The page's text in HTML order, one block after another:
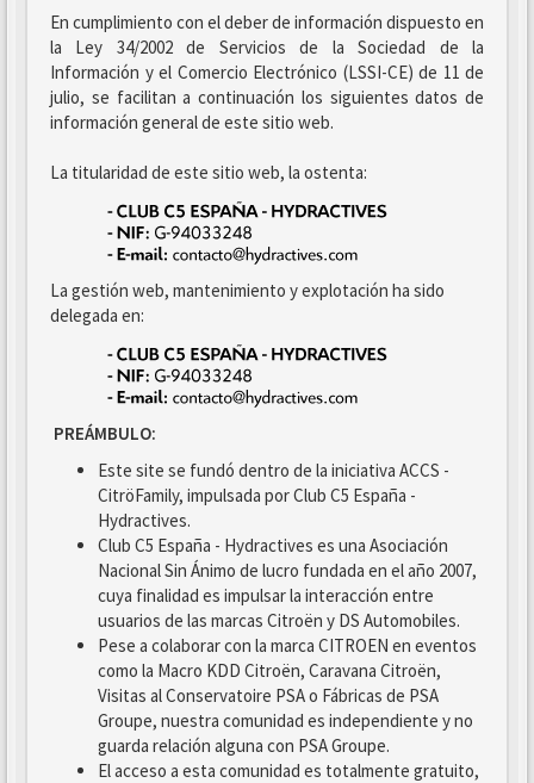
En cumplimiento con el deber de información dispuesto en
la Ley 34/2002 de Servicios de la Sociedad de la
Información y el Comercio Electrónico (LSSI-CE) de 11 de
julio, se facilitan a continuación los siguientes datos de
información general de este sitio web.
La titularidad de este sitio web, la ostenta:
La gestión web, mantenimiento y explotación ha sido
delegada en:
PREÁMBULO:
Este site se fundó dentro de la iniciativa ACCS -
CitröFamily, impulsada por Club C5 España -
Hydractives.
Club C5 España - Hydractives es una Asociación
Nacional Sin Ánimo de lucro fundada en el año 2007,
cuya finalidad es impulsar la interacción entre
usuarios de las marcas Citroën y DS Automobiles.
Pese a colaborar con la marca CITROEN en eventos
como la Macro KDD Citroën, Caravana Citroën,
Visitas al Conservatoire PSA o Fábricas de PSA
Groupe, nuestra comunidad es independiente y no
guarda relación alguna con PSA Groupe.
El acceso a esta comunidad es totalmente gratuito,